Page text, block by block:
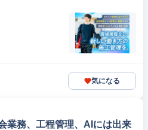
気になる
業務、工程管理、AIには出来